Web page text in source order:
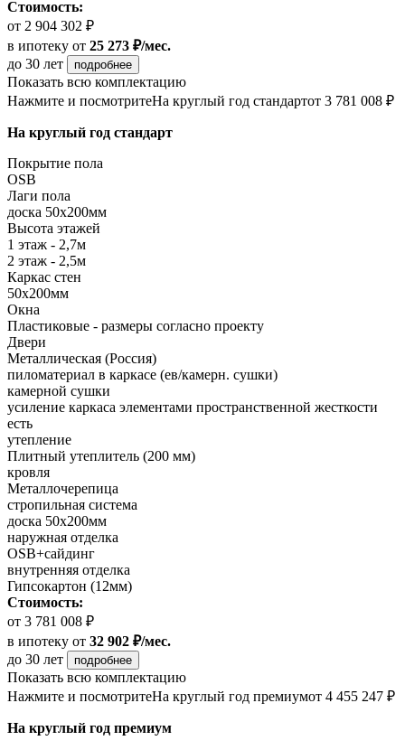
Стоимость:
от 2 904 302 ₽
в ипотеку от 25 273 ₽/мес.
до 30 лет
подробнее
Показать всю комплектацию
Нажмите и посмотритеНа круглый год стандартот 3 781 008 ₽
На круглый год стандарт
Покрытие пола
OSB
Лаги пола
доска 50х200мм
Высота этажей
1 этаж - 2,7м
2 этаж - 2,5м
Каркас стен
50х200мм
Окна
Пластиковые - размеры согласно проекту
Двери
Металлическая (Россия)
пиломатериал в каркасе (ев/камерн. сушки)
камерной сушки
усиление каркаса элементами пространственной жесткости
есть
утепление
Плитный утеплитель (200 мм)
кровля
Металлочерепица
стропильная система
доска 50х200мм
наружная отделка
OSB+сайдинг
внутренняя отделка
Гипсокартон (12мм)
Стоимость:
от 3 781 008 ₽
в ипотеку от 32 902 ₽/мес.
до 30 лет
подробнее
Показать всю комплектацию
Нажмите и посмотритеНа круглый год премиумот 4 455 247 ₽
На круглый год премиум